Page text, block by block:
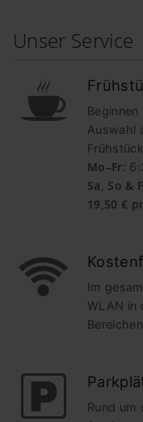
Unser Service
Auswahl
Mo–Fr:
Sa, So &
19,50 €
Im
WLAN in
Rund um